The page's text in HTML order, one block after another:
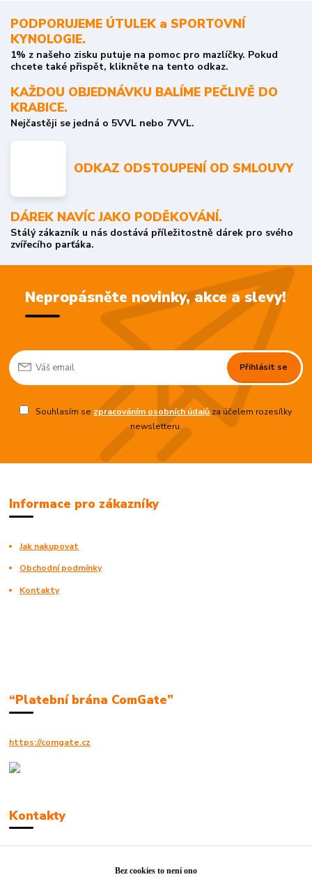
PODPORUJEME ÚTULEK a SPORTOVNÍ
KYNOLOGIE.
1% z našeho zisku putuje na pomoc pro mazlíčky. Pokud
chcete také přispět, klikněte na tento odkaz.
KAŽDOU OBJEDNÁVKU BALÍME PEČLIVĚ DO
KRABICE.
Nejčastěji se jedná o 5VVL nebo 7VVL.
ODKAZ ODSTOUPENÍ OD SMLOUVY
DÁREK NAVÍC JAKO PODĚKOVÁNÍ.
Stálý zákazník u nás dostává příležitostně dárek pro svého
zvířecího parťáka.
Nepropásněte novinky, akce a slevy!
Přihlásit se
Souhlasím se zpracováním osobních údajůza účelem rozesílky
newsletteru.
Informace pro zákazníky
Jak nakupovat
Obchodní podmínky
Kontakty
“Platební brána ComGate”
https://comgate.cz
Kontakty
Bez cookies to není ono